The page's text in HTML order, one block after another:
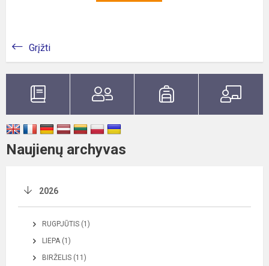
Grįžti
Naujienų archyvas
2026
RUGPJŪTIS (1)
LIEPA (1)
BIRŽELIS (11)